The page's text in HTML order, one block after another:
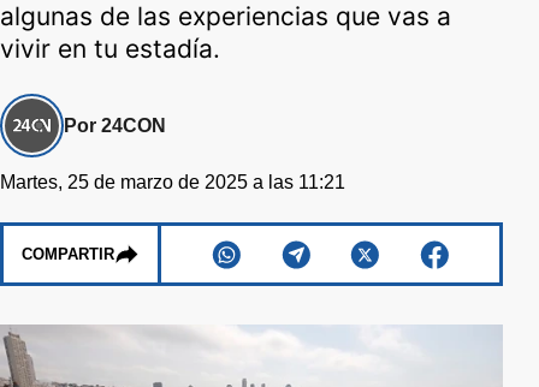
algunas de las experiencias que vas a
vivir en tu estadía.
Por 24CON
Martes, 25 de marzo de 2025 a las 11:21
COMPARTIR